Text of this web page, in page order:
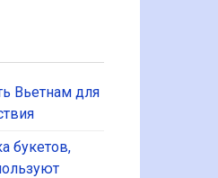
Вьетнам для
букетов,